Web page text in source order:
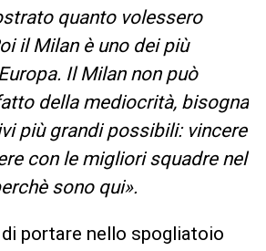
quanto volessero
il Milan è uno dei più
Il Milan non può
della mediocrità, bisogna
più grandi possibili: vincere
con le migliori squadre nel
sono qui».
portare nello spogliatoio